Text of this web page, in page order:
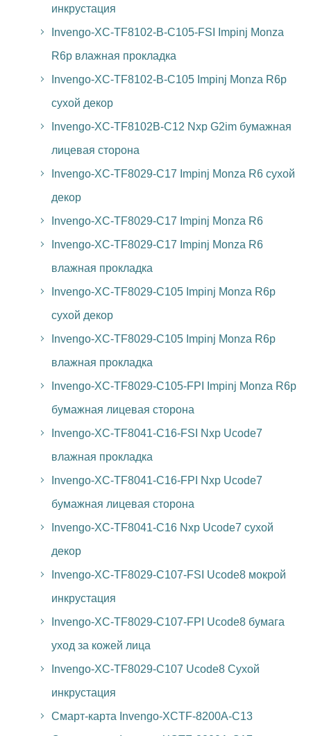
инкрустация
Invengo-XC-TF8102-B-C105-FSI Impinj Monza
R6p влажная прокладка
Invengo-XC-TF8102-B-C105 Impinj Monza R6p
сухой декор
Invengo-XC-TF8102B-C12 Nxp G2im бумажная
лицевая сторона
Invengo-XC-TF8029-C17 Impinj Monza R6 сухой
декор
Invengo-XC-TF8029-C17 Impinj Monza R6
Invengo-XC-TF8029-C17 Impinj Monza R6
влажная прокладка
Invengo-XC-TF8029-C105 Impinj Monza R6p
сухой декор
Invengo-XC-TF8029-C105 Impinj Monza R6p
влажная прокладка
Invengo-XC-TF8029-C105-FPI Impinj Monza R6p
бумажная лицевая сторона
Invengo-XC-TF8041-C16-FSI Nxp Ucode7
влажная прокладка
Invengo-XC-TF8041-C16-FPI Nxp Ucode7
бумажная лицевая сторона
Invengo-XC-TF8041-C16 Nxp Ucode7 сухой
декор
Invengo-XC-TF8029-C107-FSI Ucode8 мокрой
инкрустация
Invengo-XC-TF8029-C107-FPI Ucode8 бумага
уход за кожей лица
Invengo-XC-TF8029-C107 Ucode8 Сухой
инкрустация
Смарт-карта Invengo-XCTF-8200A-C13